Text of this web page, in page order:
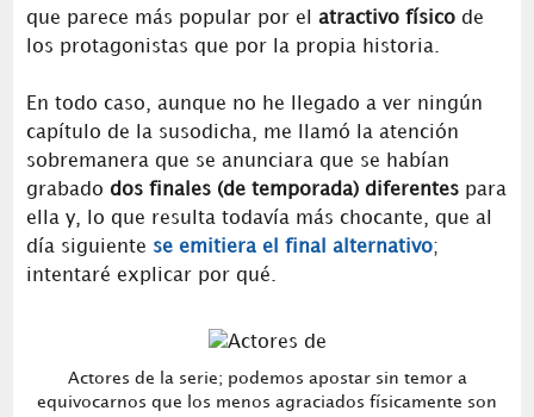
que parece más popular por el atractivo físicode
los protagonistas que por la propia historia.
En todo caso, aunque no he llegado a ver ningún
capítulo de la susodicha, me llamó la atención
sobremanera que se anunciara que se habían
grabado dos finales (de temporada) diferentespara
ella y, lo que resulta todavía más chocante, que al
día siguiente se emitiera el final alternativo;
intentaré explicar por qué.
Actores de la serie; podemos apostar sin temor a
equivocarnos que los menos agraciados físicamente son